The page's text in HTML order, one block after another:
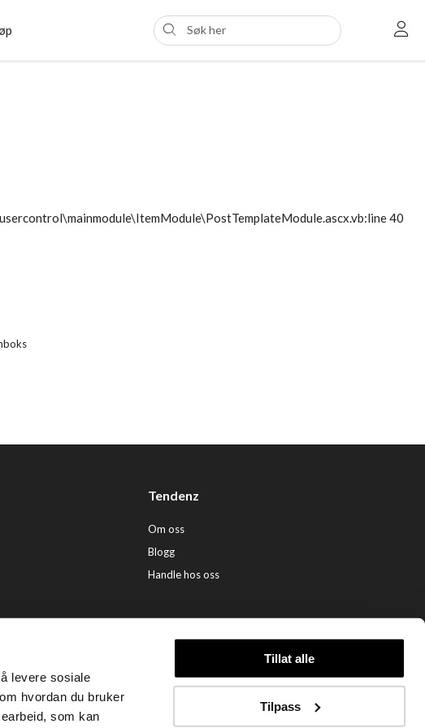
levere sosiale
hvordan du bruker
som kan
Tillat alle
Tilpass
40
Tendenz
Om oss
Blogg
Handle hos oss
© Tendenz Hårpleie AS (org. nr. 948 341 662) |Nettbutikk levert av Kréatif